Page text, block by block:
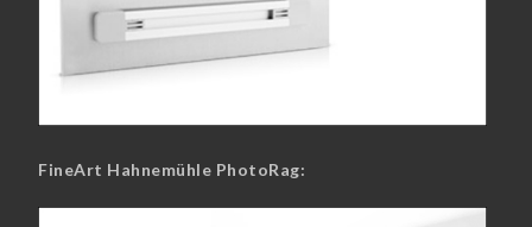
FineArt Hahnemühle PhotoRag: